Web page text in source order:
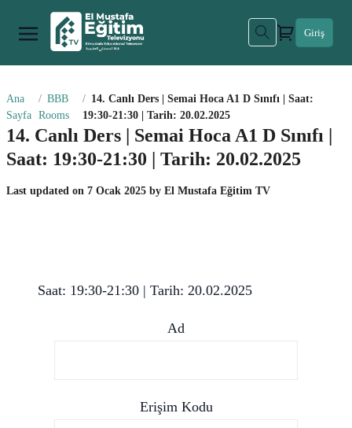
Giriş
Ana
Sayfa
BBB
Rooms
14. Canlı Ders | Semai Hoca A1 D Sınıfı | Saat:
19:30-21:30 | Tarih: 20.02.2025
14. Canlı Ders | Semai Hoca A1 D Sınıfı |
Saat: 19:30-21:30 | Tarih: 20.02.2025
Last updated on 7 Ocak 2025 by El Mustafa Eğitim TV
Saat: 19:30-21:30 | Tarih: 20.02.2025
Ad
Erişim Kodu